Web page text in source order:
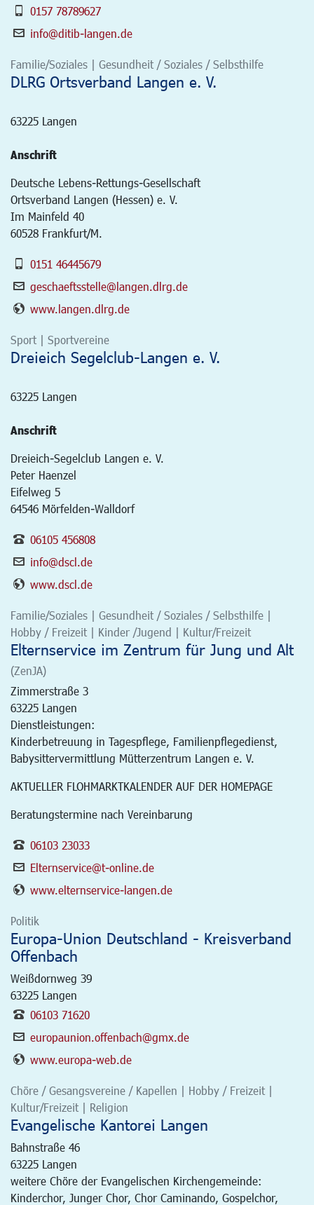
0157 78789627
info@ditib-langen.de
Familie/Soziales | Gesundheit / Soziales / Selbsthilfe
DLRG Ortsverband Langen e. V.
63225 Langen
Anschrift
Deutsche Lebens-Rettungs-Gesellschaft
Ortsverband Langen (Hessen) e. V.
Im Mainfeld 40
60528 Frankfurt/M.
0151 46445679
geschaeftsstelle@langen.dlrg.de
www.langen.dlrg.de
Sport | Sportvereine
Dreieich Segelclub-Langen e. V.
63225 Langen
Anschrift
Dreieich-Segelclub Langen e. V.
Peter Haenzel
Eifelweg 5
64546 Mörfelden-Walldorf
06105 456808
info@dscl.de
www.dscl.de
Familie/Soziales | Gesundheit / Soziales / Selbsthilfe |
Hobby / Freizeit | Kinder /Jugend | Kultur/Freizeit
Elternservice im Zentrum für Jung und Alt
(ZenJA)
Zimmerstraße 3
63225 Langen
Dienstleistungen:
Kinderbetreuung in Tagespflege, Familienpflegedienst,
Babysittervermittlung Mütterzentrum Langen e. V.
AKTUELLER FLOHMARKTKALENDER AUF DER HOMEPAGE
Beratungstermine nach Vereinbarung
06103 23033
Elternservice@t-online.de
www.elternservice-langen.de
Politik
Europa-Union Deutschland - Kreisverband
Offenbach
Weißdornweg 39
63225 Langen
06103 71620
europaunion.offenbach@gmx.de
www.europa-web.de
Chöre / Gesangsvereine / Kapellen | Hobby / Freizeit |
Kultur/Freizeit | Religion
Evangelische Kantorei Langen
Bahnstraße 46
63225 Langen
weitere Chöre der Evangelischen Kirchengemeinde:
Kinderchor, Junger Chor, Chor Caminando, Gospelchor,